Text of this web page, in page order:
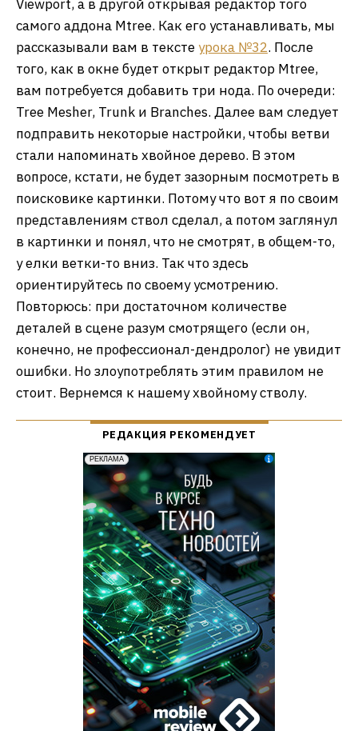
Viewport, а в другой открывая редактор того
самого аддона Mtree. Как его устанавливать, мы
рассказывали вам в тексте урока №32. После
того, как в окне будет открыт редактор Mtree,
вам потребуется добавить три нода. По очереди:
Tree Mesher, Trunk и Branches. Далее вам следует
подправить некоторые настройки, чтобы ветви
стали напоминать хвойное дерево. В этом
вопросе, кстати, не будет зазорным посмотреть в
поисковике картинки. Потому что вот я по своим
представлениям ствол сделал, а потом заглянул
в картинки и понял, что не смотрят, в общем-то,
у елки ветки-то вниз. Так что здесь
ориентируйтесь по своему усмотрению.
Повторюсь: при достаточном количестве
деталей в сцене разум смотрящего (если он,
конечно, не профессионал-дендролог) не увидит
ошибки. Но злоупотреблять этим правилом не
стоит. Вернемся к нашему хвойному стволу.